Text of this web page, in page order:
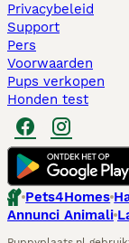
Privacybeleid
Support
Pers
Voorwaarden
Pups verkopen
Honden test
Pets4Homes
Annunci Animali